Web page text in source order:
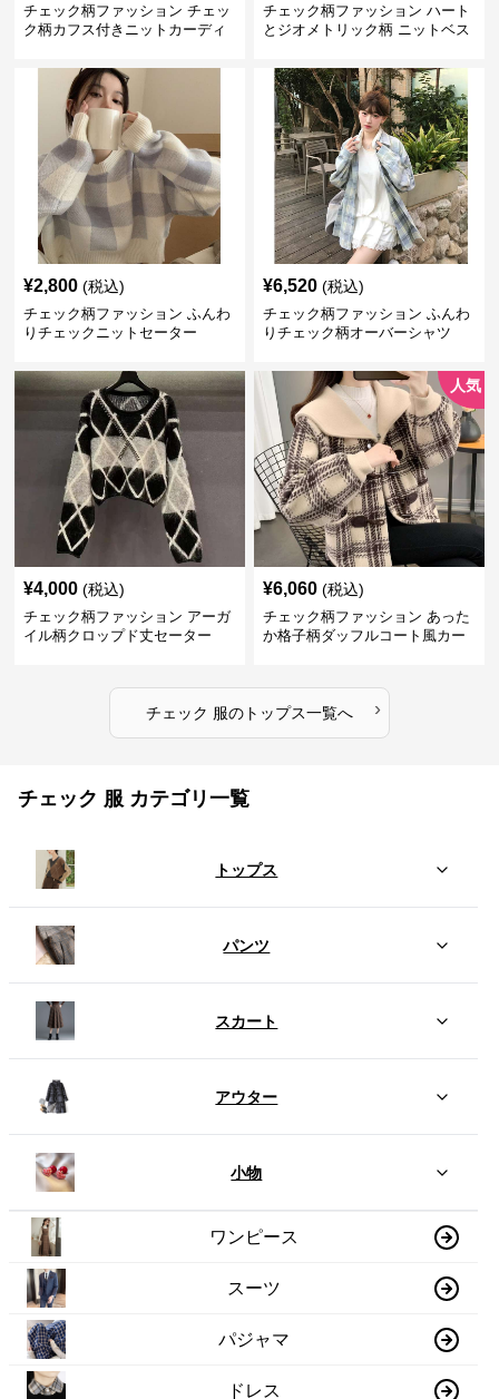
チェック柄ファッション チェッ
ク柄カフス付きニットカーディ
チェック柄ファッション ハート
とジオメトリック柄 ニットベス
¥2,800 (税込)
チェック柄ファッション ふんわ
りチェックニットセーター
¥6,520 (税込)
チェック柄ファッション ふんわ
りチェック柄オーバーシャツ
¥4,000 (税込)
チェック柄ファッション アーガ
イル柄クロップド丈セーター
人気
¥6,060 (税込)
チェック柄ファッション あった
か格子柄ダッフルコート風カー
チェック 服のトップス一覧へ ›
チェック 服 カテゴリ一覧
トップス
パンツ
スカート
アウター
小物
ワンピース
スーツ
パジャマ
ドレス